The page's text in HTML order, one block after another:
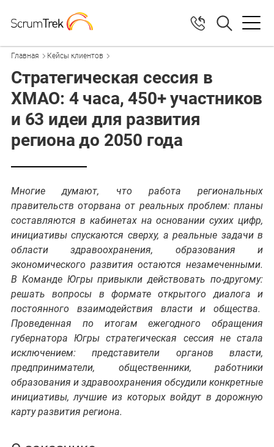
Главная Кейсы клиентов
Стратегическая сессия в
ХМАО: 4 часа, 450+ участников
и 63 идеи для развития
региона до 2050 года
Многие думают, что работа региональных
правительств оторвана от реальных проблем: планы
составляются в кабинетах на основании сухих цифр,
инициативы спускаются сверху, а реальные задачи в
области здравоохранения, образования и
экономического развития остаются незамеченными.
В Команде Югрыпривыкли действовать по-другому:
решать вопросы в формате открытого диалога и
постоянного взаимодействия власти и общества.
Проведенная по итогам ежегодного обращения
губернатора Югры стратегическая сессия не стала
исключением:представители органов власти,
предприниматели, общественники, работники
образования и здравоохранения обсудили конкретные
инициативы, лучшие из которых войдут в дорожную
карту развития региона.